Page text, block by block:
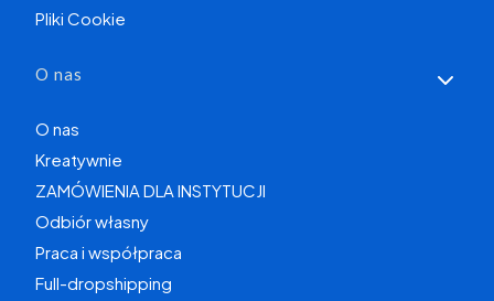
Pliki Cookie
O nas
O nas
Kreatywnie
ZAMÓWIENIA DLA INSTYTUCJI
Odbiór własny
Praca i współpraca
Full-dropshipping